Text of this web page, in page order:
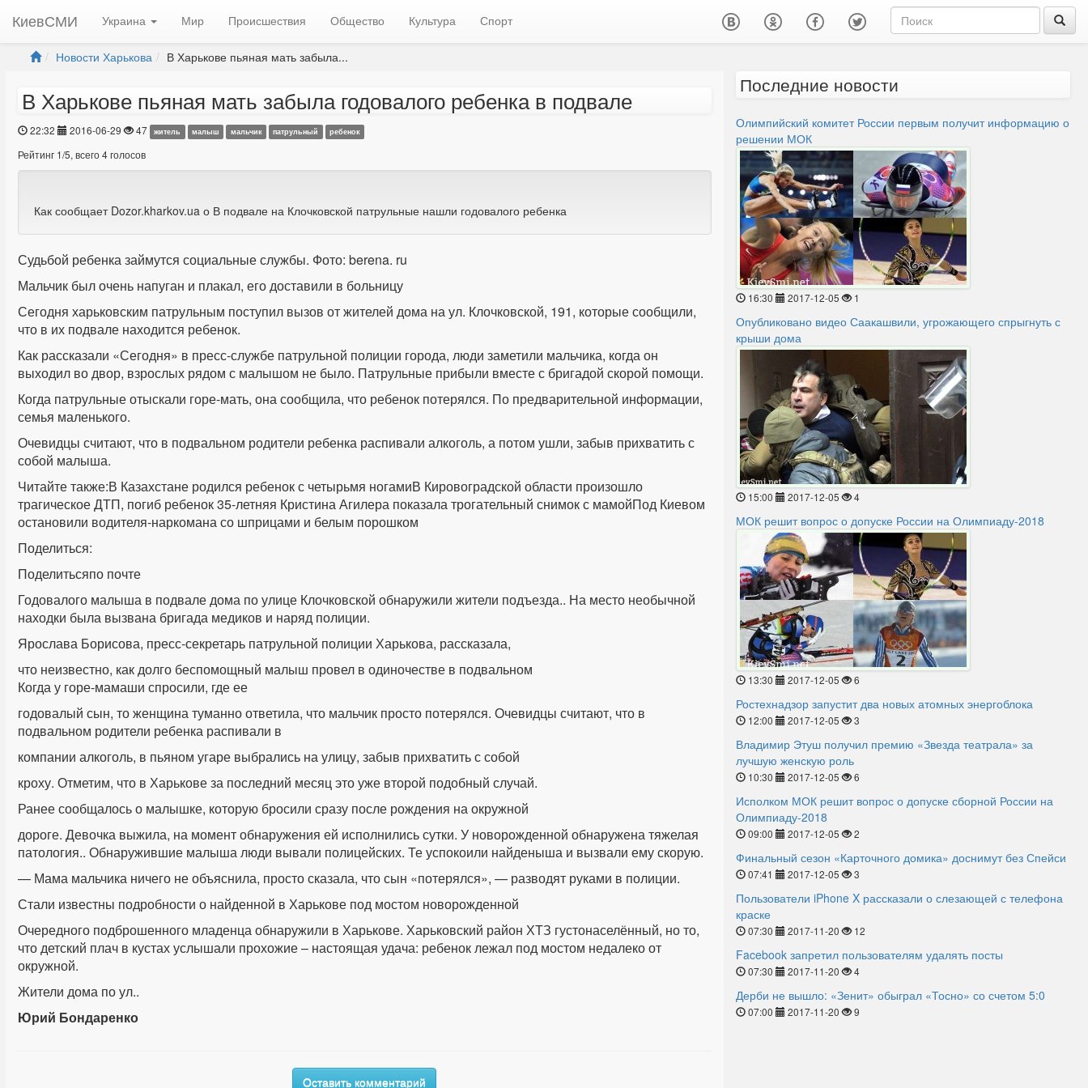
КиевСМИ Украина Мир Происшествия Общество Культура Спорт
Новости Харькова В Харькове пьяная мать забыла...
В Харькове пьяная мать забыла годовалого ребенка в подвале
22:32 2016-06-29 47 житель малыш мальчик патрульный ребенок
Рейтинг 1/5, всего4голосов
Как сообщает Dozor.kharkov.ua о В подвале на Клочковской патрульные нашли годовалого ребенка
Судьбой ребенка займутся социальные службы. Фото: berena. ru
Мальчик был очень напуган и плакал, его доставили в больницу
Сегодня харьковским патрульным поступил вызов от жителей дома на ул. Клочковской, 191, которые сообщили,
что в их подвале находится ребенок.
Как рассказали «Сегодня» в пресс-службе патрульной полиции города, люди заметили мальчика, когда он
выходил во двор, взрослых рядом с малышом не было. Патрульные прибыли вместе с бригадой скорой помощи.
Когда патрульные отыскали горе-мать, она сообщила, что ребенок потерялся. По предварительной информации,
семья маленького.
Очевидцы считают, что в подвальном родители ребенка распивали алкоголь, а потом ушли, забыв прихватить с
собой малыша.
Читайте также:В Казахстане родился ребенок с четырьмя ногамиВ Кировоградской области произошло
трагическое ДТП, погиб ребенок 35-летняя Кристина Агилера показала трогательный снимок с мамойПод Киевом
остановили водителя-наркомана со шприцами и белым порошком
Поделиться:
Поделитьсяпо почте
Годовалого малыша в подвале дома по улице Клочковской обнаружили жители подъезда.. На место необычной
находки была вызвана бригада медиков и наряд полиции.
Ярослава Борисова, пресс-секретарь патрульной полиции Харькова, рассказала,
что неизвестно, как долго беспомощный малыш провел в одиночестве в подвальном
Когда у горе-мамаши спросили, где ее
годовалый сын, то женщина туманно ответила, что мальчик просто потерялся. Очевидцы считают, что в
подвальном родители ребенка распивали в
компании алкоголь, в пьяном угаре выбрались на улицу, забыв прихватить с собой
кроху. Отметим, что в Харькове за последний месяц это уже второй подобный случай.
Ранее сообщалось о малышке, которую бросили сразу после рождения на окружной
дороге. Девочка выжила, на момент обнаружения ей исполнились сутки. У новорожденной обнаружена тяжелая
патология.. Обнаружившие малыша люди вывали полицейских. Те успокоили найденыша и вызвали ему скорую.
— Мама мальчика ничего не объяснила, просто сказала, что сын «потерялся», — разводят руками в полиции.
Стали известны подробности о найденной в Харькове под мостом новорожденной
Очередного подброшенного младенца обнаружили в Харькове. Харьковский район ХТЗ густонаселённый, но то,
что детский плач в кустах услышали прохожие – настоящая удача: ребенок лежал под мостом недалеко от
окружной.
Жители дома по ул..
Юрий Бондаренко
Оставить комментарий
Последние новости
Олимпийский комитет России первым получит информацию о
решении МОК
16:30 2017-12-05 1
Опубликовано видео Саакашвили, угрожающего спрыгнуть с
крыши дома
15:00 2017-12-05 4
МОК решит вопрос о допуске России на Олимпиаду-2018
13:30 2017-12-05 6
Ростехнадзор запустит два новых атомных энергоблока
12:00 2017-12-05 3
Владимир Этуш получил премию «Звезда театрала» за
лучшую женскую роль
10:30 2017-12-05 6
Исполком МОК решит вопрос о допуске сборной России на
Олимпиаду-2018
09:00 2017-12-05 2
Финальный сезон «Карточного домика» доснимут без Спейси
07:41 2017-12-05 3
Пользователи iPhone X рассказали о слезающей с телефона
краске
07:30 2017-11-20 12
Facebook запретил пользователям удалять посты
07:30 2017-11-20 4
Дерби не вышло: «Зенит» обыграл «Тосно» со счетом 5:0
07:00 2017-11-20 9